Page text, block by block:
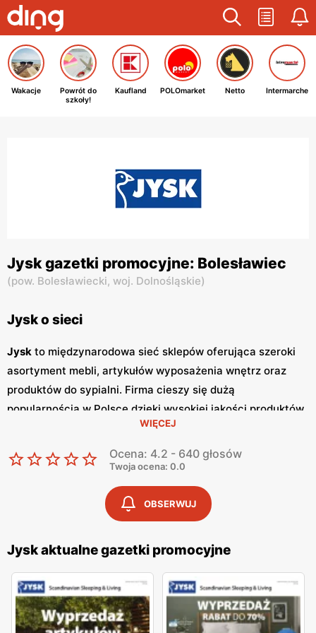
Wakacje
Powrót do
szkoły!
Kaufland POLOmarket Netto Intermarche
Jysk gazetki promocyjne: Bolesławiec
(pow. Bolesławiecki, woj. Dolnośląskie)
Jysk o sieci
Jysk to międzynarodowa sieć sklepów oferująca szeroki
asortyment mebli, artykułów wyposażenia wnętrz oraz
produktów do sypialni. Firma cieszy się dużą
popularnością w Polsce dzięki wysokiej jakości produktów,
nowoczesnemu designowi oraz atrakcyjnym
. Klienci cenią sobie również częste promocje
umożliwiają zakup wyjątkowych mebli i dodatków w
korzystnych cenach. Jednym z kluczowych elementów
strategii marketingowejJysksą regularnie wydawane
.Gazetkite prezentują najnowsze
oferty specjalne, nowości produktowe oraz sezonowe
wyprzedaże, dzięki czemu klienci mogą planować swoje
zakupy i korzystać z wyjątkowych okazji cenowych. Są
one dostępne zarówno w formie papierowej w sklepach,
jak i online, co umożliwia łatwy dostęp do aktualnych ofert.
WIĘCEJ
Ocena: 4.2 - 640 głosów
Twoja ocena: 0.0
OBSERWUJ
Jysk aktualne gazetki promocyjne